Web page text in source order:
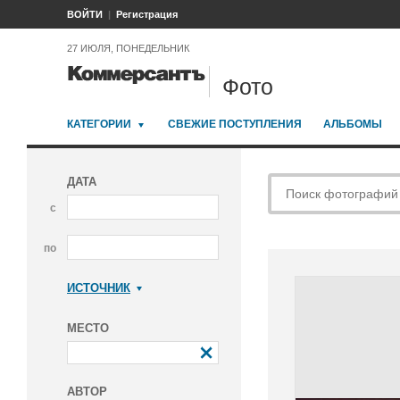
ВОЙТИ Регистрация
27 ИЮЛЯ, ПОНЕДЕЛЬНИК
Фото
КАТЕГОРИИ СВЕЖИЕ ПОСТУПЛЕНИЯ АЛЬБОМЫ
ДАТА
с
по
ИСТОЧНИК
МЕСТО
АВТОР